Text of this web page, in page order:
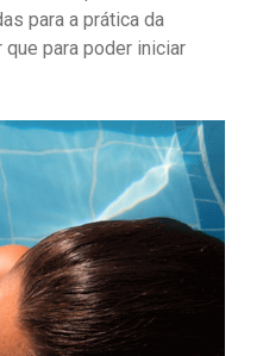
para a prática da
para poder iniciar